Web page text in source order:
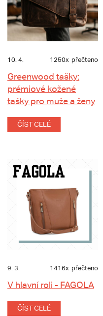
10. 4. 1250x přečteno
Greenwood tašky:
prémiové kožené
tašky pro muže a ženy
ČÍST CELÉ
9. 3. 1416x přečteno
V hlavní roli - FAGOLA
ČÍST CELÉ